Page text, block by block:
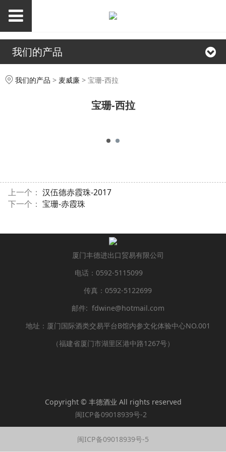
我们的产品
宝珊-西拉
我们的产品 > 麦威廉 > 宝珊-西拉
宝珊-西拉
上一个： 汉伍德赤霞珠-2017
下一个： 宝珊-赤霞珠
厦门丰德进出口贸易有限公司
电话：0592-5115099
传真：0592-5122699
邮件: fdwine@hotmail.com
地址：厦门国际酒类交易平台B馆内参文化体验中心NO.001
（福建省厦门市湖里区港中路1267号）
Copyright © 丰德酒业 All rights reserved
闽ICP备09018939号-2
闽ICP备09018939号-5